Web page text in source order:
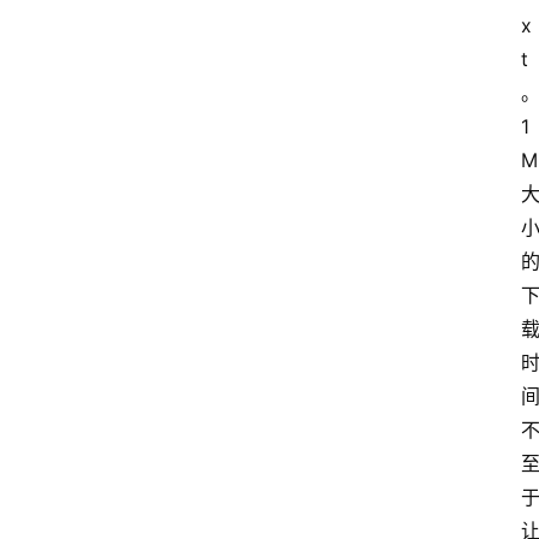
x
t
。
1
M
大
小
的
下
载
时
间
不
至
于
让